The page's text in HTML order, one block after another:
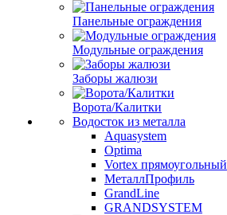
Панельные ограждения
Модульные ограждения
Заборы жалюзи
Ворота/Калитки
Водосток из металла
Aquasystem
Optima
Vortex прямоугольный
МеталлПрофиль
GrandLine
GRANDSYSTEM